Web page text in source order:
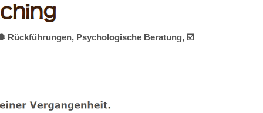
Rückführungen, Psychologische Beratung, ☑️